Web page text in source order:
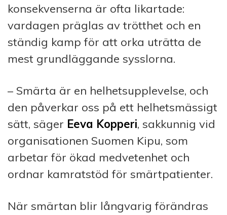
konsekvenserna är ofta likartade:
vardagen präglas av trötthet och en
ständig kamp för att orka uträtta de
mest grundläggande sysslorna.
– Smärta är en helhetsupplevelse, och
den påverkar oss på ett helhetsmässigt
sätt, säger Eeva Kopperi, sakkunnig vid
organisationen Suomen Kipu, som
arbetar för ökad medvetenhet och
ordnar kamratstöd för smärtpatienter.
När smärtan blir långvarig förändras